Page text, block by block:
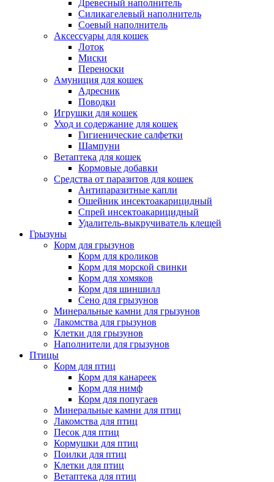
Древесный наполнитель
Силикагелевый наполнитель
Соевый наполнитель
Аксессуары для кошек
Лоток
Миски
Переноски
Амуниция для кошек
Адресник
Поводки
Игрушки для кошек
Уход и содержание для кошек
Гигиенические салфетки
Шампуни
Ветаптека для кошек
Кормовые добавки
Средства от паразитов для кошек
Антипаразитные капли
Ошейник инсектоакарицидный
Спрей инсектоакарицидный
Удалитель-выкручиватель клещей
Грызуны
Корм для грызунов
Корм для кроликов
Корм для морской свинки
Корм для хомяков
Корм для шиншилл
Сено для грызунов
Минеральные камни для грызунов
Лакомства для грызунов
Клетки для грызунов
Наполнители для грызунов
Птицы
Корм для птиц
Корм для канареек
Корм для нимф
Корм для попугаев
Минеральные камни для птиц
Лакомства для птиц
Песок для птиц
Кормушки для птиц
Поилки для птиц
Клетки для птиц
Ветаптека для птиц